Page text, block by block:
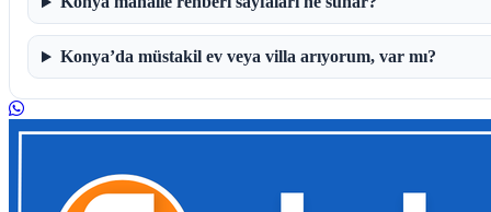
Konya’da müstakil ev veya villa arıyorum, var mı?